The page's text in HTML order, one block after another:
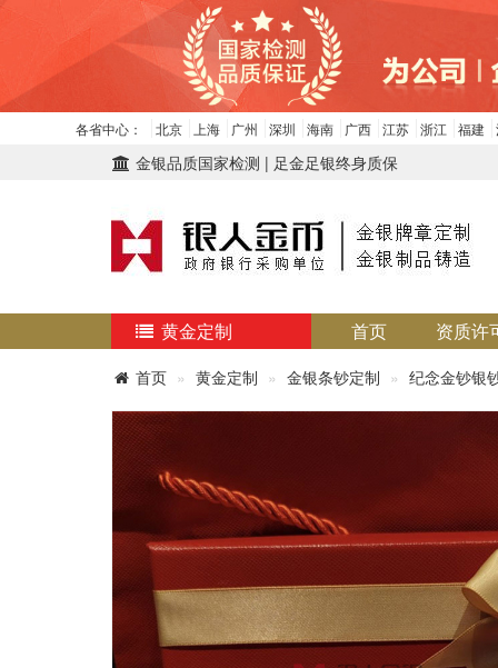
各省中心： 北京 上海 广州 深圳 海南 广西 江苏 浙江 福建
金银品质国家检测 | 足金足银终身质保
黄金定制 首页 资质许
首页 黄金定制 金银条钞定制 纪念金钞银